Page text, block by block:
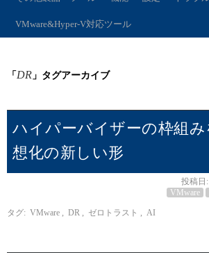
VMware&Hyper-V対応ツール
「DR 」タグアーカイブ
ハイパーバイザーの枠組み
想化の新しい形
投稿日:
VMware
タグ: VMware DR ゼロトラスト AI